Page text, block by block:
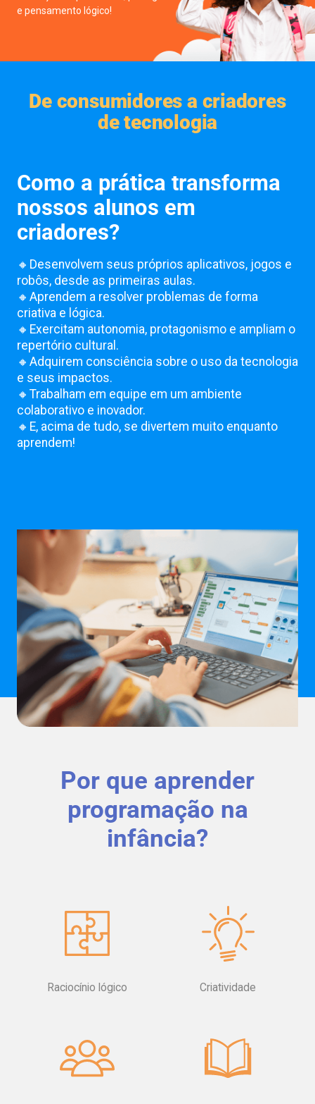
e pensamento lógico!
De consumidores a criadores
de tecnologia
Como a prática transforma
nossos alunos em
criadores?
🔸Desenvolvem seus próprios aplicativos, jogos e
robôs, desde as primeiras aulas.
🔸Aprendem a resolver problemas de forma
criativa e lógica.
🔸Exercitam autonomia, protagonismo e ampliam o
repertório cultural.
🔸Adquirem consciência sobre o uso da tecnologia
e seus impactos.
🔸Trabalham em equipe em um ambiente
colaborativo e inovador.
🔸E, acima de tudo, se divertem muito enquanto
aprendem!
Por que aprender
programação na
infância?
Raciocínio lógico Criatividade